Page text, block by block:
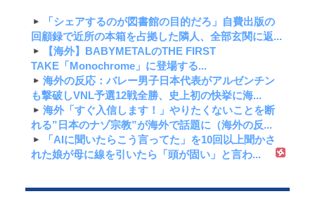
「シェアするのが図書館の目的だろ」自費出版の
回顧録で近所の本箱を占拠した隣人、全部玄関に返...
【海外】BABYMETALのTHE FIRST
TAKE「Monochrome」に登場する...
海外の反応：バレー男子日本代表がアルゼンチン
も撃破しVNL予選12戦全勝、史上初の快挙に海...
海外「すぐ入信します！」やりたくないことを断
れる”日本のナゾ宗教”が海外で話題に（海外の反...
「AIに聞いたらこう言ってた」を10回以上聞かさ
れた娘が母に線を引いたら「頭が固い」と言わ...